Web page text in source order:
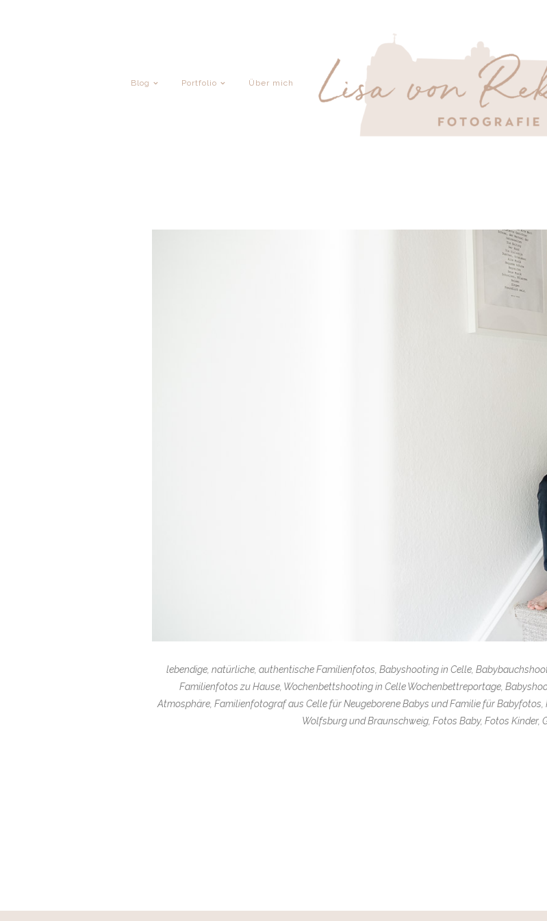
Blog Portfolio Über mich
lebendige, natürliche, authentische Familienfotos, Babyshooting in Celle,
Familienfotos zu Hause, Wochenbettshooting in Celle Wochenbettreportage,
Atmosphäre, Familienfotograf aus Celle für Neugeborene Babys und Familie für Babyfotos,
Wolfsburg und Braunschweig, Fotos Baby, Fotos Kinder,